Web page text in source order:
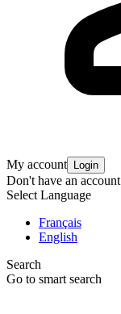
My account Login
Don't have an
Select Language
Français
English
Search
Go to smart search